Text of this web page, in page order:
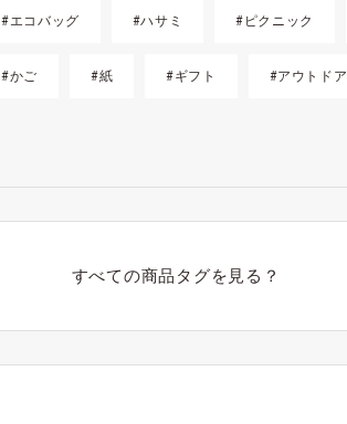
#エコバッグ #ハサミ #ピクニック
#かご #紙 #ギフト #アウトドア
すべての商品タグを見る？